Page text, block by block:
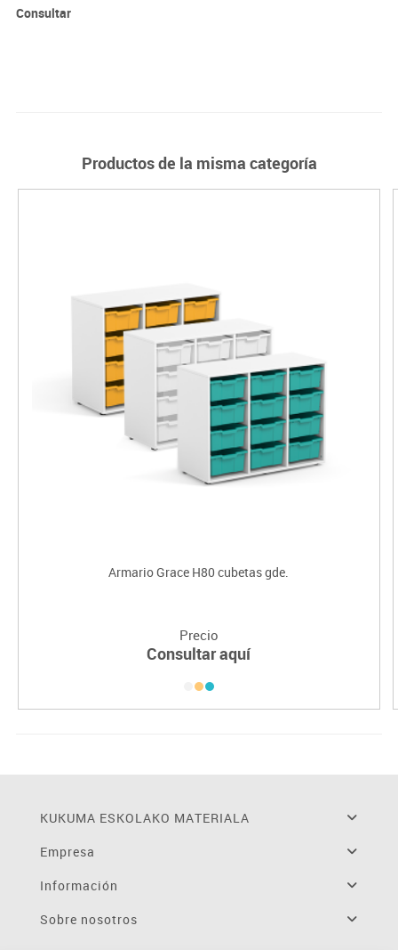
Consultar
Productos de la misma categoría
Armario Grace H80 cubetas gde.
Precio
Consultar aquí
KUKUMA ESKOLAKO MATERIALA
Empresa
Información
Sobre nosotros